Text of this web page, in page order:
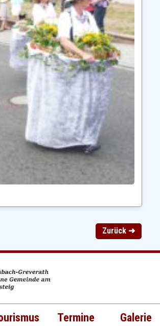
Zurück ➜
Termine Galerie